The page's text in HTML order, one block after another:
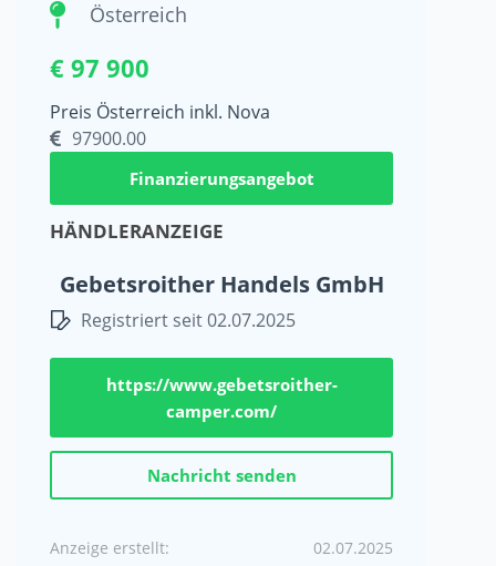
Österreich
€ 97 900
Preis Österreich inkl. Nova
97900.00
Finanzierungsangebot
HÄNDLERANZEIGE
Gebetsroither Handels GmbH
Registriert seit 02.07.2025
https://www.gebetsroither-
camper.com/
Nachricht senden
Anzeige erstellt:
02.07.2025